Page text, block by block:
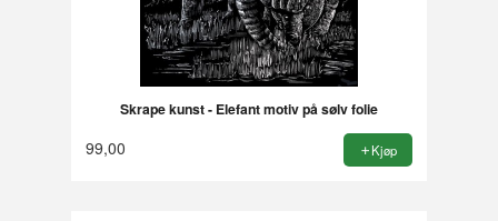
Skrape kunst - Elefant motiv på sølv folie
99,00 Kjøp